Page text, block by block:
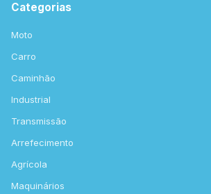
Categorias
Moto
Carro
Caminhão
Industrial
Transmissão
Arrefecimento
Agrícola
Maquinários